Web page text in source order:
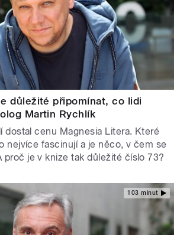
důležité připomínat, co lidi
Martin Rychlík
dostal cenu Magnesia Litera. Které
nejvíce fascinují a je něco, v čem se
proč je v knize tak důležité číslo 73?
103 minut